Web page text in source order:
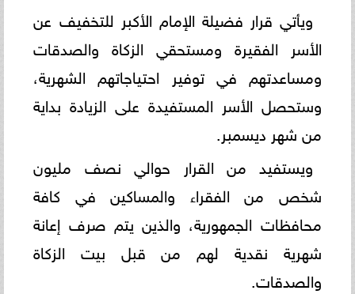
ويأتي قرار فضيلة الإمام الأكبر للتخفيف عن
الأسر الفقيرة ومستحقي الزكاة والصدقات
ومساعدتهم في توفير احتياجاتهم الشهرية،
وستحصل الأسر المستفيدة على الزيادة بداية
من شهر ديسمبر.
ويستفيد من القرار حوالي نصف مليون
شخص من الفقراء والمساكين في كافة
محافظات الجمهورية، والذين يتم صرف إعانة
شهرية نقدية لهم من قبل بيت الزكاة
والصدقات.